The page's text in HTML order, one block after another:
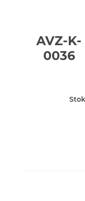
AVZ-K-
0036